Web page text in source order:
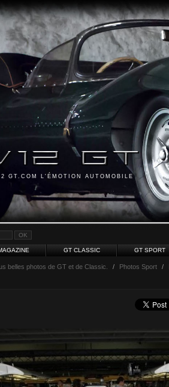
GT.COM L'ÉMOTION AUTOMOBILE
GT CLASSIC GT SPORT
belles photos de GT et de Classic. / Photos Sport /